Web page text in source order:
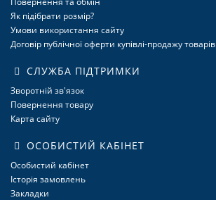
Як підібрати розмір?
Умови використання сайту
Договір публічної оферти купівлі-продажу товарів
СЛУЖБА ПІДТРИМКИ
Зворотній зв'язок
Повернення товару
Карта сайту
ОСОБИСТИЙ КАБІНЕТ
Особистий кабінет
Історія замовлень
Закладки